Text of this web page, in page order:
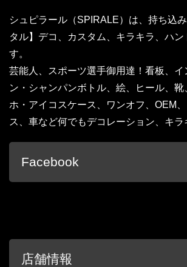
シュピラール（SPIRALE）は、持ち込
タル】デコ、カスタム、キラキラ、ハ
す。
芸能人、スポーツ選手御用達！看板、イ
ン・シャンパンボトル、絵、ヒール、
ホ・アイコスケース、ワンオフ、OEM
ス、車など何でもデコレーション、キラ
Facebook
店舗情報